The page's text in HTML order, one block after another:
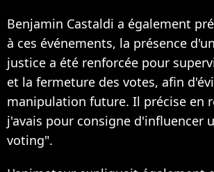
Benjamin Castaldi a également
à ces événements, la présence
justice a été renforcée pour
et la fermeture des votes, afin
manipulation future.​ Il précise en
j'avais pour consigne d'influencer
voting".